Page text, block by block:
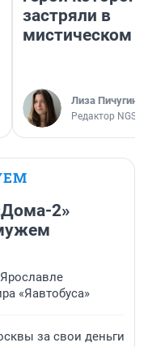
застряли в
мистическом
Лиза Пичугина
Редактор
2»
«Яавтобуса»
за свои деньги